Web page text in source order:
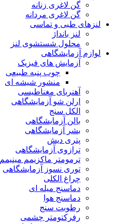
گن لاغری زنانه
گن لاغری مردانه
لنزهای طبی و تماسی
لنز بانداژ
محلول شستشوی لنز
لوازم آزمایشگاهی
آزمایش های فیزیک
چوب پنبه طبیعی
منشور شیشه ای
آهنربای مغناطیسی
ارلن شو آزمایشگاهی
الکل سنج
بالن آزمایشگاهی
بشر آزمایشگاهی
پتری دیش
ترازوی آزمایشگاهی
ترمومتر ماکزیمم مینیمم
توری نسوز آزمایشگاهی
چراغ الکلی
دماسنج میله ای
دماسنج هوا
رطوبت سنج
رفرکتومتر چشمی